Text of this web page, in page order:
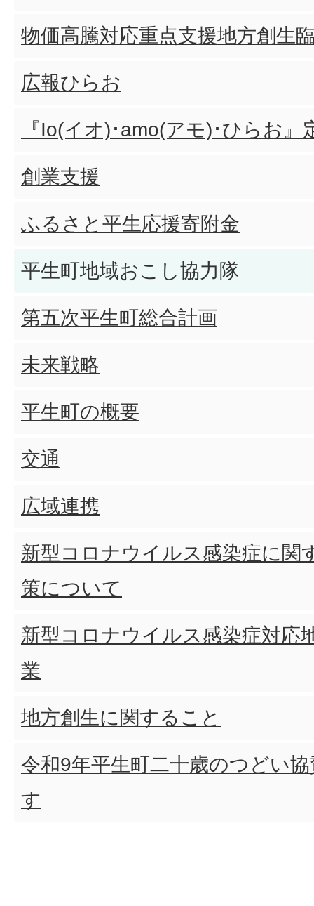
物価高騰対応重点支援地方創生
広報ひらお
『Io(イオ)･amo(アモ)･ひらお
創業支援
ふるさと平生応援寄附金
平生町地域おこし協力隊
第五次平生町総合計画
未来戦略
平生町の概要
交通
広域連携
新型コロナウイルス感染症に関
策について
新型コロナウイルス感染症対応
業
地方創生に関すること
令和9年平生町二十歳のつどい
す